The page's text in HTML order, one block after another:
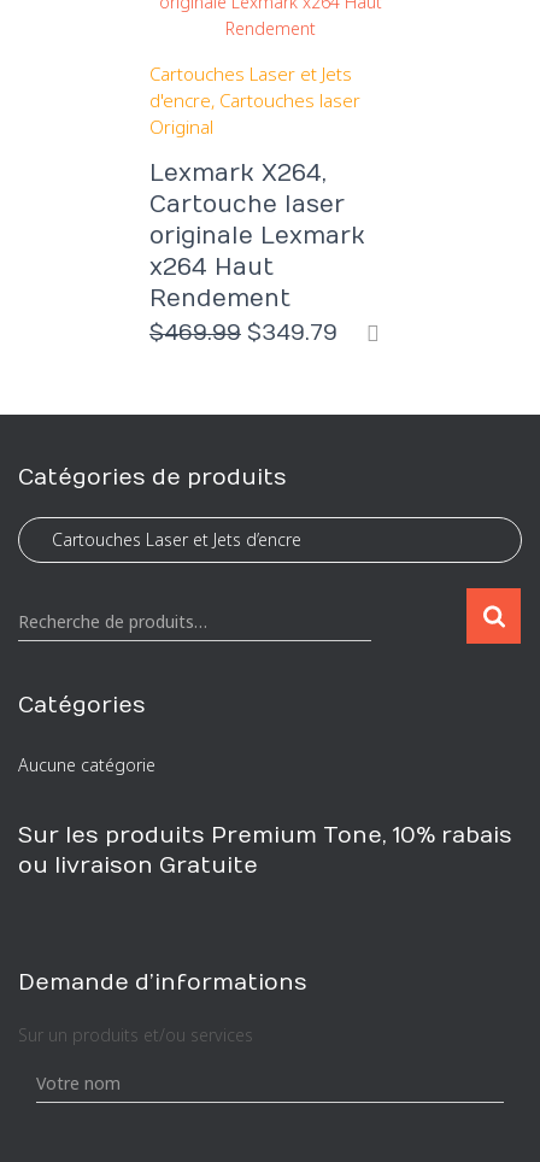
Cartouches Laser et Jets
d'encre Cartouches laser
Original
Lexmark X264,
Cartouche laser
originale Lexmark
x264 Haut
Rendement
$469.99 Le
était :
$349.79
est :
Catégories de produits
R
e
e
c
e
p
o
Recherche de produits…
Catégories
Aucune catégorie
Sur les produits Premium Tone, 10% rabais
ou livraison Gratuite
Demande d’informations
Sur un produits et/ou services